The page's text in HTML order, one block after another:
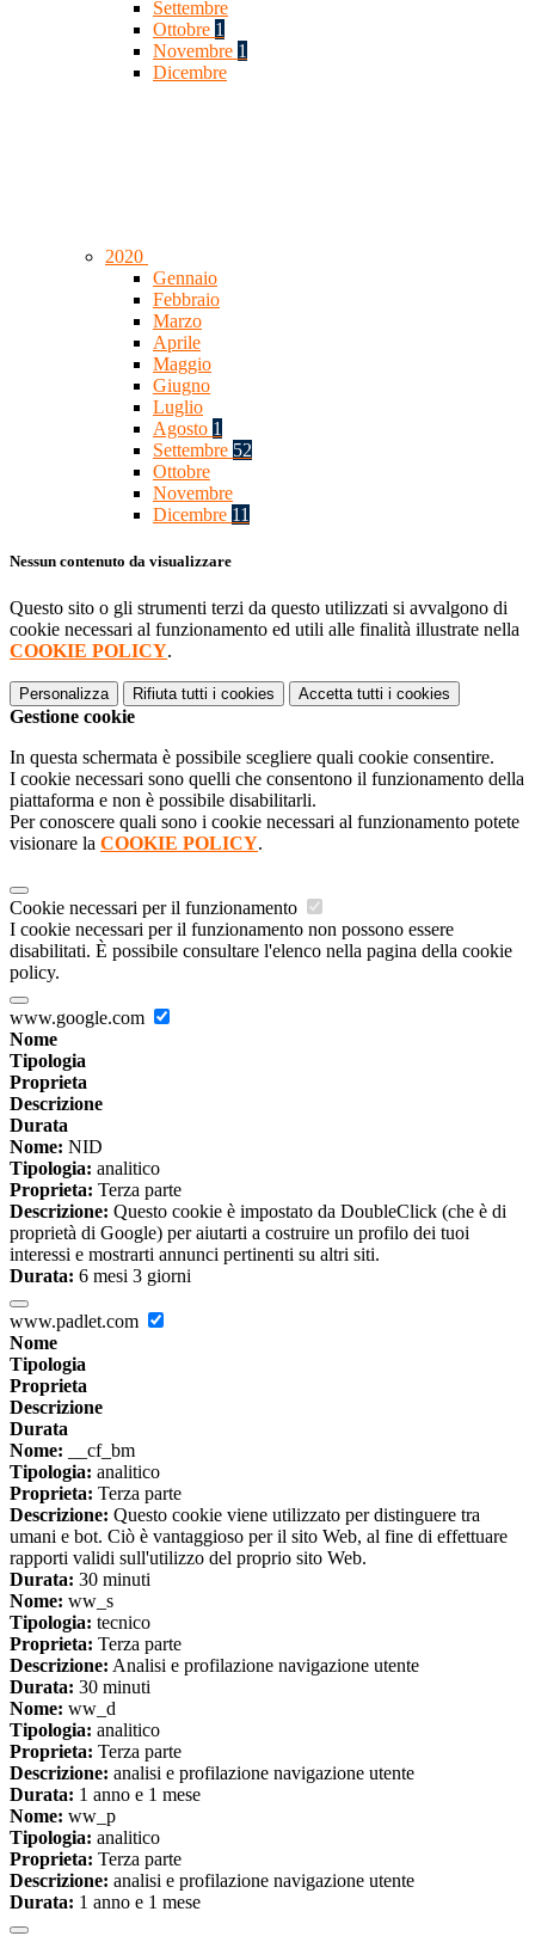
Settembre
Ottobre 1
Novembre 1
Dicembre
2020
Gennaio
Febbraio
Marzo
Aprile
Maggio
Giugno
Luglio
Agosto 1
Settembre 52
Ottobre
Novembre
Dicembre 11
Nessun contenuto da visualizzare
Questo sito o gli strumenti terzi da questo utilizzati si avvalgono di
cookie necessari al funzionamento ed utili alle finalità illustrate nella
COOKIE POLICY.
Personalizza Rifiuta tutti i cookies Accetta tutti i cookies
Gestione cookie
In questa schermata è possibile scegliere quali cookie consentire.
I cookie necessari sono quelli che consentono il funzionamento della
piattaforma e non è possibile disabilitarli.
Per conoscere quali sono i cookie necessari al funzionamento potete
visionare la COOKIE POLICY.
Cookie necessari per il funzionamento
I cookie necessari per il funzionamento non possono essere
disabilitati. È possibile consultare l'elenco nella pagina della cookie
policy.
www.google.com
Nome
Tipologia
Proprieta
Descrizione
Durata
Nome: NID
Tipologia: analitico
Proprieta: Terza parte
Descrizione: Questo cookie è impostato da DoubleClick (che è di
proprietà di Google) per aiutarti a costruire un profilo dei tuoi
interessi e mostrarti annunci pertinenti su altri siti.
Durata: 6 mesi 3 giorni
www.padlet.com
Nome
Tipologia
Proprieta
Descrizione
Durata
Nome: __cf_bm
Tipologia: analitico
Proprieta: Terza parte
Descrizione: Questo cookie viene utilizzato per distinguere tra
umani e bot. Ciò è vantaggioso per il sito Web, al fine di effettuare
rapporti validi sull'utilizzo del proprio sito Web.
Durata: 30 minuti
Nome: ww_s
Tipologia: tecnico
Proprieta: Terza parte
Descrizione: Analisi e profilazione navigazione utente
Durata: 30 minuti
Nome: ww_d
Tipologia: analitico
Proprieta: Terza parte
Descrizione: analisi e profilazione navigazione utente
Durata: 1 anno e 1 mese
Nome: ww_p
Tipologia: analitico
Proprieta: Terza parte
Descrizione: analisi e profilazione navigazione utente
Durata: 1 anno e 1 mese